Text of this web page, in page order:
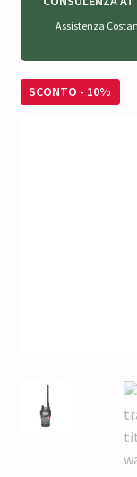
Assistenza
SCONTO - 10%